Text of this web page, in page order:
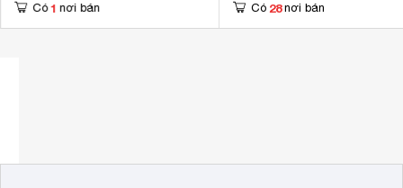
Có 1 nơi bán Có 28 nơi bán